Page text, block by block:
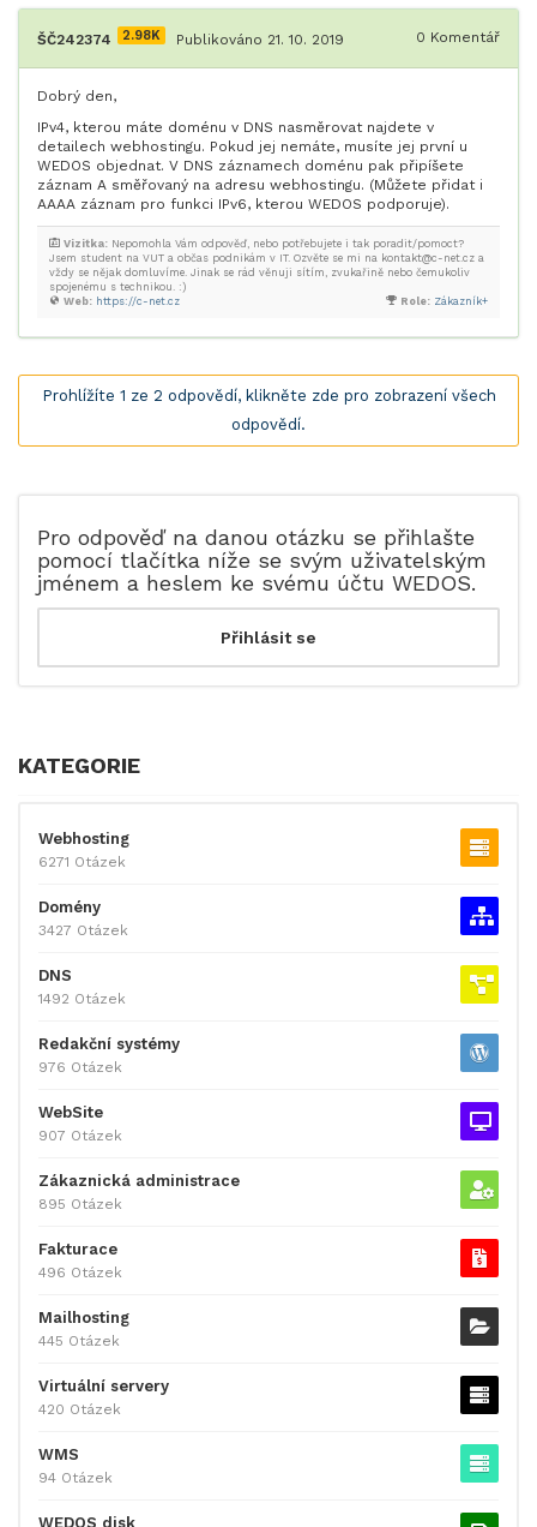
ŠČ242374 2.98K Publikováno 21. 10. 2019 0 Komentář
Dobrý den,
IPv4, kterou máte doménu v DNS nasměrovat najdete v
detailech webhostingu. Pokud jej nemáte, musíte jej první u
WEDOS objednat. V DNS záznamech doménu pak připíšete
záznam A směřovaný na adresu webhostingu. (Můžete přidat i
AAAA záznam pro funkci IPv6, kterou WEDOS podporuje).
Role: Zákazník+
Web: https://c-net.cz
Vizitka: Nepomohla Vám odpověď, nebo potřebujete i tak poradit/pomoct?
Jsem student na VUT a občas podnikám v IT. Ozvěte se mi na kontakt@c-net.cz a
vždy se nějak domluvíme. Jinak se rád věnuji sítím, zvukařině nebo čemukoliv
spojenému s technikou. :)
Prohlížíte 1 ze 2 odpovědí, klikněte zde pro zobrazení všech
odpovědí.
Pro odpověď na danou otázku se přihlašte
pomocí tlačítka níže se svým uživatelským
jménem a heslem ke svému účtu WEDOS.
KATEGORIE
Webhosting
6271 Otázek
Domény
3427 Otázek
DNS
1492 Otázek
Redakční systémy
976 Otázek
WebSite
907 Otázek
Zákaznická administrace
895 Otázek
Fakturace
496 Otázek
Mailhosting
445 Otázek
Virtuální servery
420 Otázek
WMS
94 Otázek
WEDOS disk